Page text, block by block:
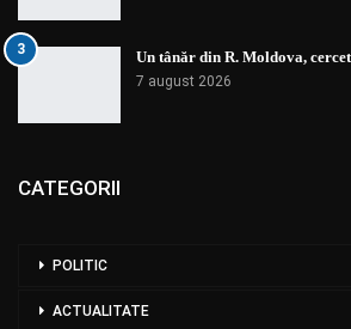
3 Un tânăr din R. Moldova,
7 august 2026
CATEGORII
POLITIC
ACTUALITATE